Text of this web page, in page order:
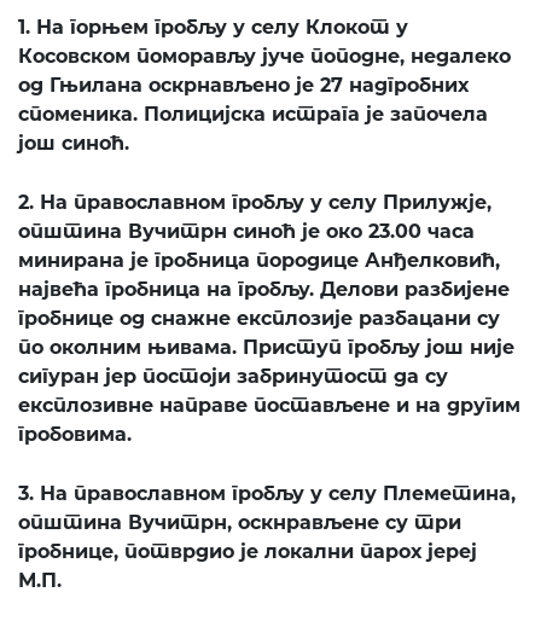
1. На горњем гробљу у селу Клокот у
Косовском поморављу јуче поподне, недалеко
од Гњилана оскрнављено је 27 надгробних
споменика. Полицијска истрага је започела
још синоћ.
2. На православном гробљу у селу Прилужје,
општина Вучитрн синоћ је око 23.00 часа
минирана је гробница породице Анђелковић,
највећа гробница на гробљу. Делови разбијене
гробнице од снажне експлозије разбацани су
по околним њивама. Приступ гробљу још није
сигуран јер постоји забринутост да су
експлозивне направе постављене и на другим
гробовима.
3. На православном гробљу у селу Племетина,
општина Вучитрн, оскнрављене су три
гробнице, потврдио је локални парох јереј
М.П.